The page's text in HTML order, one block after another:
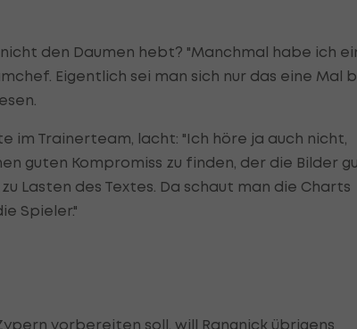
den Daumen hebt? "Manchmal habe ich
Eigentlich sei man sich nur das eine Mal
im Trainerteam, lacht: "Ich höre ja auch nicht,
guten Kompromiss zu finden, der die Bilder
Lasten des Textes. Da schaut man die Charts
Spieler."
vorbereiten soll, will Rangnick übrigens